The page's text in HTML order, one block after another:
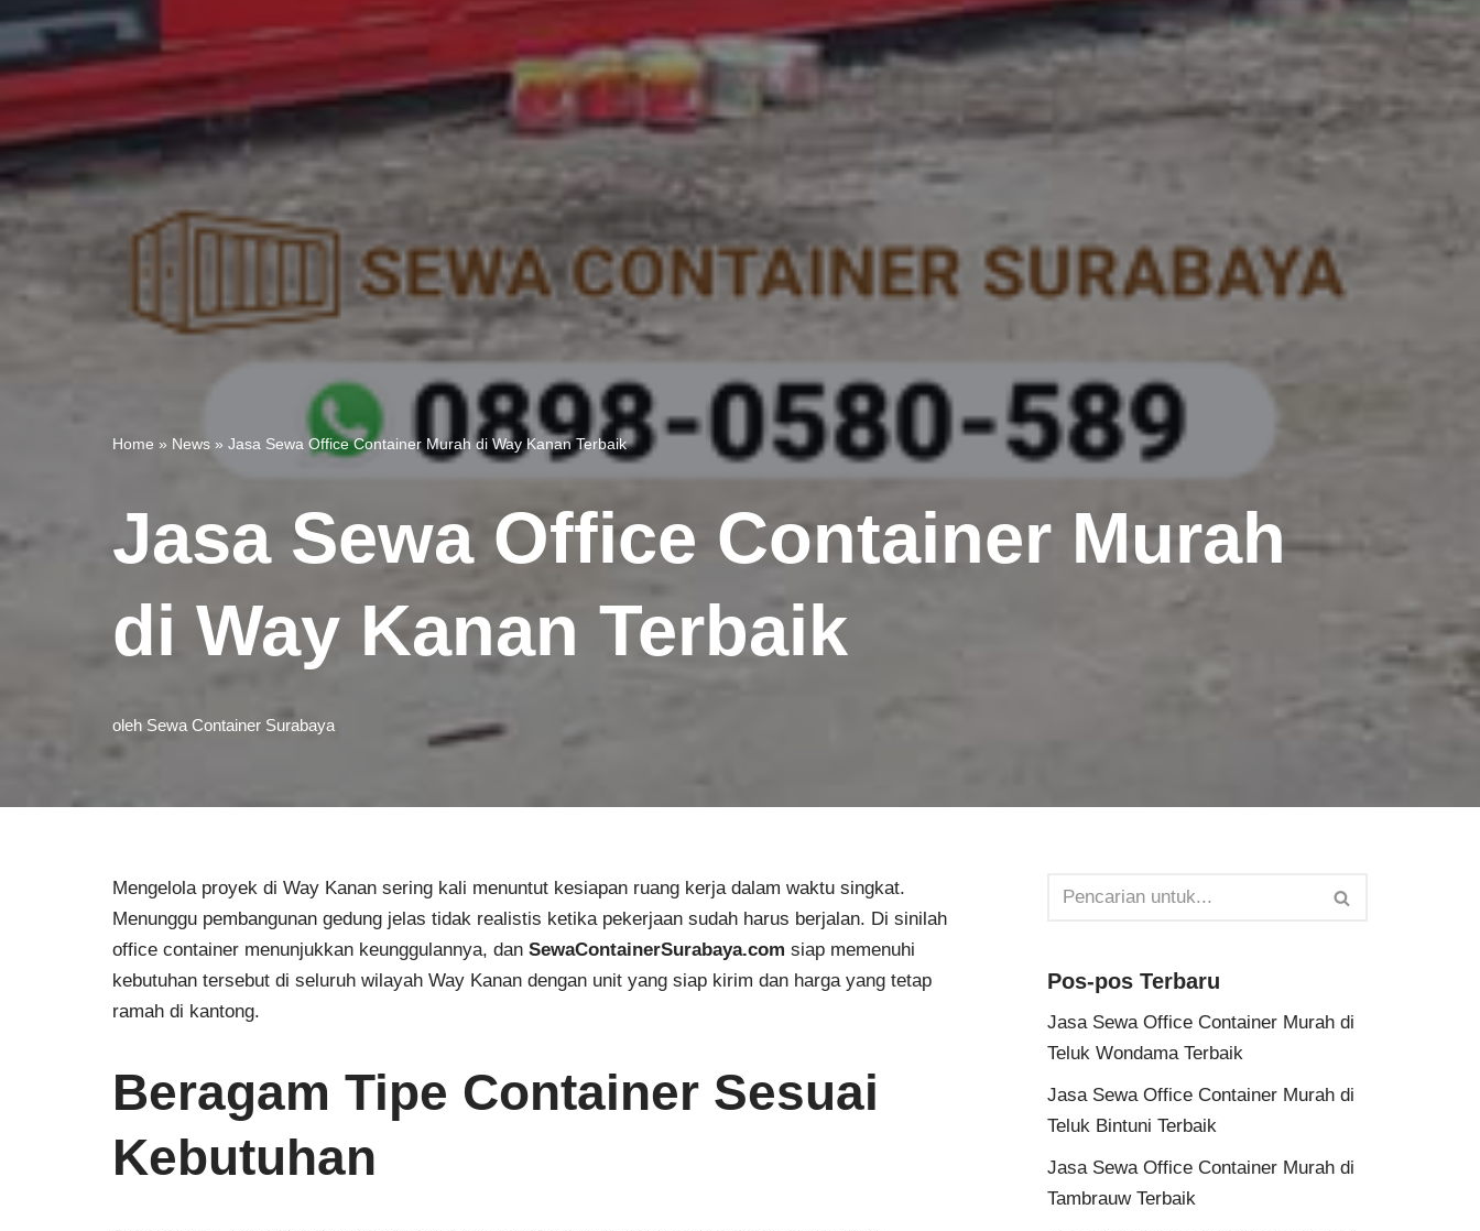
Home » News » Jasa Sewa Office Container Murah di Way Kanan Terbaik
Jasa Sewa Office Container Murah
di Way Kanan Terbaik
oleh Sewa Container Surabaya
Mengelola proyek di Way Kanan sering kali menuntut kesiapan ruang kerja dalam waktu singkat.
Menunggu pembangunan gedung jelas tidak realistis ketika pekerjaan sudah harus berjalan. Di sinilah
office container menunjukkan keunggulannya, dan SewaContainerSurabaya.com siap memenuhi
kebutuhan tersebut di seluruh wilayah Way Kanan dengan unit yang siap kirim dan harga yang tetap
ramah di kantong.
Beragam Tipe Container Sesuai
Kebutuhan
Pos-pos Terbaru
Jasa Sewa Office Container Murah di
Teluk Wondama Terbaik
Jasa Sewa Office Container Murah di
Teluk Bintuni Terbaik
Jasa Sewa Office Container Murah di
Tambrauw Terbaik